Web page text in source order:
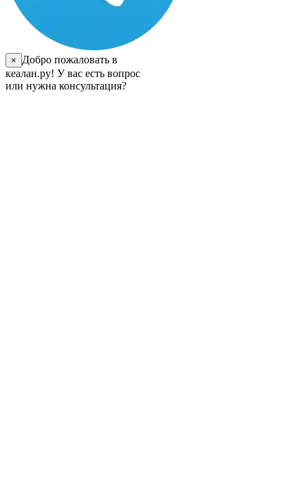
×
Добро пожаловать в
кеалан.ру! У вас есть вопрос
или нужна консультация?